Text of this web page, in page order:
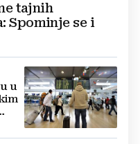
tajnih
Spominje se i
u